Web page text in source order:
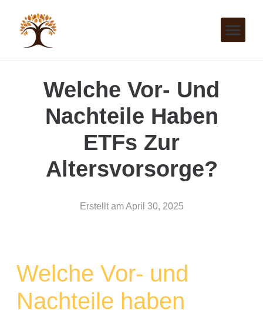
Welche Vor- Und
Nachteile Haben
ETFs Zur
Altersvorsorge?
Erstellt am April 30, 2025
Welche Vor- und
Nachteile haben